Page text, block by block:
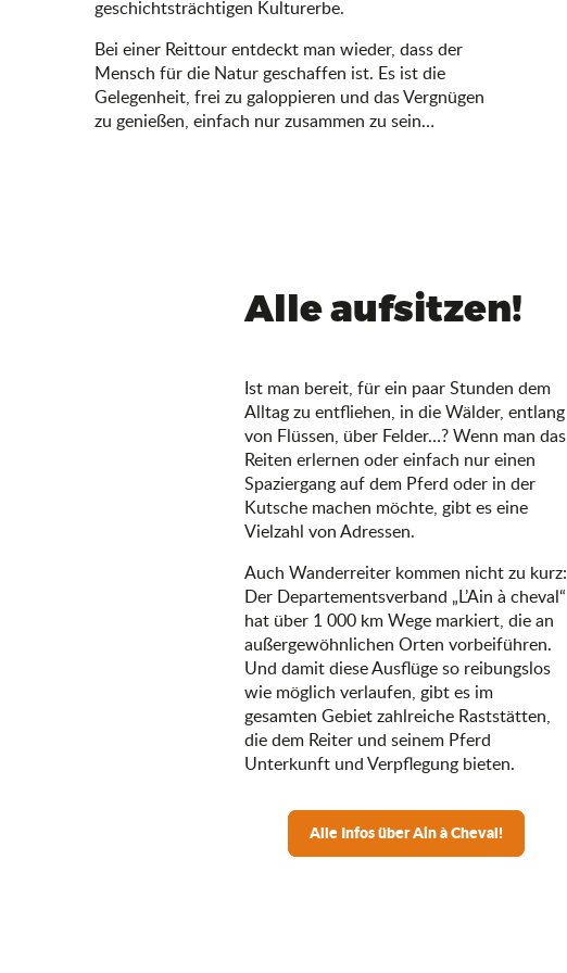
geschichtsträchtigen Kulturerbe.
Bei einer Reittour entdeckt man wieder, dass der
Mensch für die Natur geschaffen ist. Es ist die
Gelegenheit, frei zu galoppieren und das Vergnügen
zu genießen, einfach nur zusammen zu sein…
Alle aufsitzen!
Ist man bereit, für ein paar Stunden dem
Alltag zu entfliehen, in die Wälder, entlang
von Flüssen, über Felder…? Wenn man das
Reiten erlernen oder einfach nur einen
Spaziergang auf dem Pferd oder in der
Kutsche machen möchte, gibt es eine
Vielzahl von Adressen.
Auch Wanderreiter kommen nicht zu kurz:
Der Departementsverband „L’Ain à cheval“
hat über 1 000 km Wege markiert, die an
außergewöhnlichen Orten vorbeiführen.
Und damit diese Ausflüge so reibungslos
wie möglich verlaufen, gibt es im
gesamten Gebiet zahlreiche Raststätten,
die dem Reiter und seinem Pferd
Unterkunft und Verpflegung bieten.
Alle Infos über Ain à Cheval!